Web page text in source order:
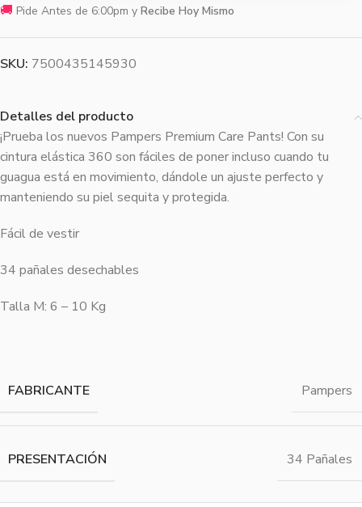
🚚 Pide Antes de 6:00pm y Recibe Hoy Mismo
SKU: 7500435145930
Detalles del producto
¡Prueba los nuevos Pampers Premium Care Pants! Con su
cintura elástica 360 son fáciles de poner incluso cuando tu
guagua está en movimiento, dándole un ajuste perfecto y
manteniendo su piel sequita y protegida.
Fácil de vestir
34 pañales desechables
Talla M: 6 – 10 Kg
FABRICANTE Pampers
PRESENTACIÓN 34 Pañales